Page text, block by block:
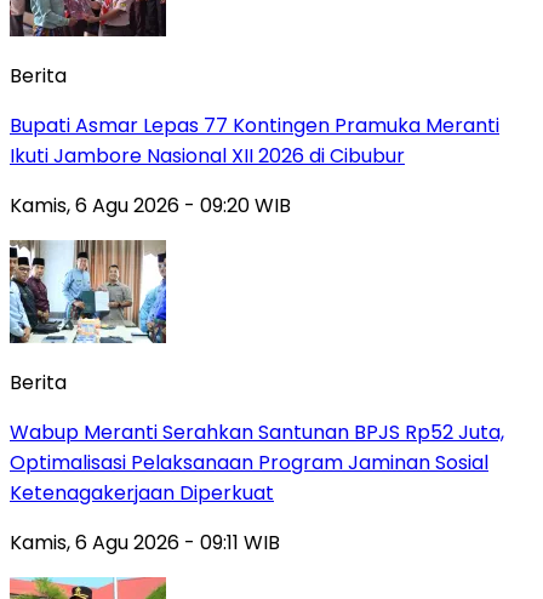
Berita
Bupati Asmar Lepas 77 Kontingen Pramuka Meranti
Ikuti Jambore Nasional XII 2026 di Cibubur
Kamis, 6 Agu 2026 - 09:20 WIB
Berita
Wabup Meranti Serahkan Santunan BPJS Rp52 Juta,
Optimalisasi Pelaksanaan Program Jaminan Sosial
Ketenagakerjaan Diperkuat
Kamis, 6 Agu 2026 - 09:11 WIB